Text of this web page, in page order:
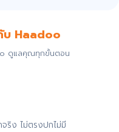
Haadoo
ดูแลคุณทุกขั้นตอน
ริง ไม่ตรงปกไม่มี